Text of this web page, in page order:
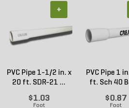
PVC Pipe 1-1/2 in. x
20 ft. SDR-21 ...
$1.03
Foot
+
PVC Pipe 1
ft. Sch 40
$0.87
Foot